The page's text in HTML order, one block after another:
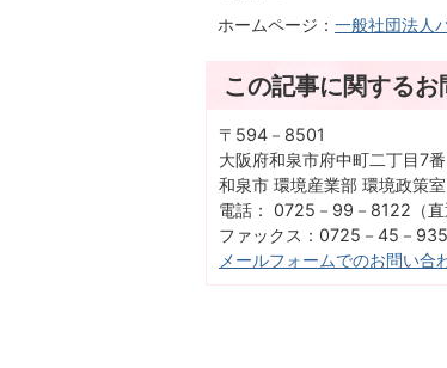
ホームページ： 一般社団法人
この記事に関する
〒594－8501
大阪府和泉市府中町二丁目7
和泉市 環境産業部 環境政策
電話： 0725－99－8122（直
ファックス：0725－45－
メールフォームでのお問い合